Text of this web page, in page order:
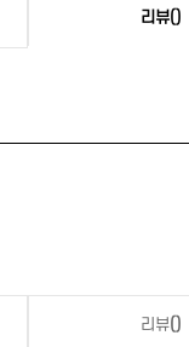
리뷰()
리뷰()